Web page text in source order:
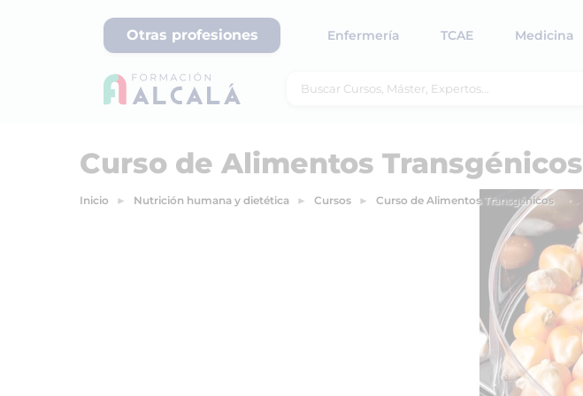
Otras profesiones Enfermería TCAE Medicina
Curso de Alimentos Transgénicos
Inicio Nutrición humana y dietética Cursos Curso de Alimentos Transgénicos